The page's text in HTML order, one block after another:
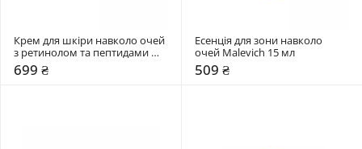
Крем для шкіри навколо очей
з ретинолом та пептидами
Numbuzin 10 мл
699 ₴
Есенція для зони навколо
очей Malevich 15 мл
509 ₴